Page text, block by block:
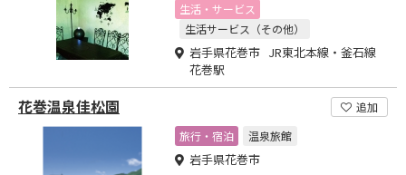
生活・サービス
生活サービス（その他）
岩手県花巻市 JR東北本線・釜石線
花巻駅
花巻温泉佳松園
追加
旅行・宿泊
温泉旅館
岩手県花巻市